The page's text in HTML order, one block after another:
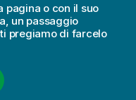
pagina o con il suo
un passaggio
pregiamo di farcelo